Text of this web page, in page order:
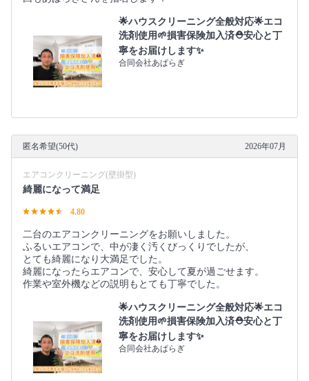
🌟ハウスクリーニング全般対応🌟エコ
洗剤使用🌱損害保険加入済⛑️安心と丁
寧をお届けします✨
合同会社あぱらぎ
匿名希望(50代) 2026年07月
エアコンクリーニング(壁掛型)
綺麗になって満足
4.80
二台のエアコンクリーニングをお願いしました。
ふるいエアコンで、中が凄く汚くびっくりでしたが、
とても綺麗になり大満足でした。
綺麗になったらエアコンで、安心して夏が過ごせます。
作業や室外機などの説明もとても丁寧でした。
🌟ハウスクリーニング全般対応🌟エコ
洗剤使用🌱損害保険加入済⛑️安心と丁
寧をお届けします✨
合同会社あぱらぎ